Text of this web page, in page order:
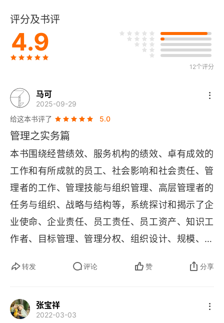
前言
第二篇 管理者：工作、职务、技能与组织
第五部分 管理者的工作和职务
第30章 什么是管理者
第32章 管理职务的设计和内容
第33章 管理和管理人员的开发
第34章 目标管理和自我控制
第35章 从中层管理到知识型组织
第36章 绩效精神
第37章 有效决策
评分及书评
4.9
12个评分
马可
2025-09-29
给这本书评了
5.0
管理之实务篇
本书围绕经营绩效、服务机构的绩效、卓有成效的
工作和有所成就的员工、社会影响和社会责任、管
理者的工作、管理技能与组织管理、高层管理者的
任务与组织、战略与结构等，系统探讨和揭示了企
业使命、企业责任、员工责任、员工资产、知识工
作者、目标管理、管理分权、组织设计、规模、多
理人的行动和决策对企业的绩效和发展方向有直接
标、组织安排、激励与沟通、绩效评估、发展人才
转发 评论 赞 分享
张宝祥
2022-03-03